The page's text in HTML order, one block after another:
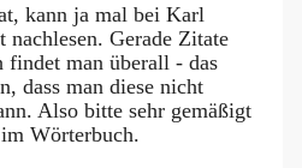
kann ja mal bei Karl
Gerade Zitate
findet man überall - das
dass man diese nicht
Also bitte sehr gemäßigt
Wörterbuch.